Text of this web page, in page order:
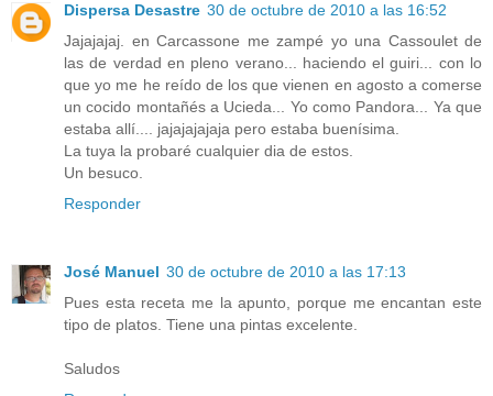
Dispersa Desastre 30 de octubre de 2010 a las 16:52
Jajajajaj. en Carcassone me zampé yo una Cassoulet de
las de verdad en pleno verano... haciendo el guiri... con lo
que yo me he reído de los que vienen en agosto a comerse
un cocido montañés a Ucieda... Yo como Pandora... Ya que
estaba allí.... jajajajajaja pero estaba buenísima.
La tuya la probaré cualquier dia de estos.
Un besuco.
Responder
José Manuel 30 de octubre de 2010 a las 17:13
Pues esta receta me la apunto, porque me encantan este
tipo de platos. Tiene una pintas excelente.
Saludos